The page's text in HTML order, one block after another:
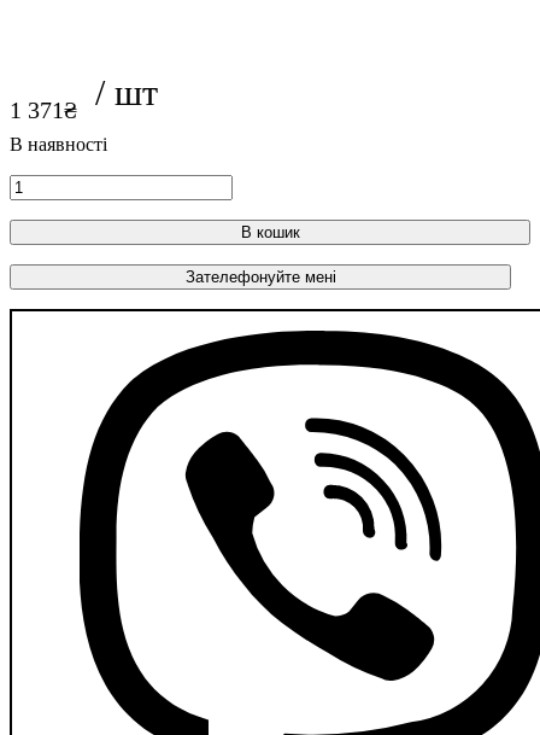
1 371₴
В кошик
Зателефонуйте мені